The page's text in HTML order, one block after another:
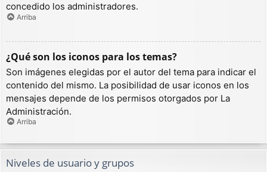
concedido los administradores.
Arriba
¿Qué son los iconos para los temas?
Son imágenes elegidas por el autor del tema para indicar el
contenido del mismo. La posibilidad de usar iconos en los
mensajes depende de los permisos otorgados por La
Administración.
Arriba
Niveles de usuario y grupos